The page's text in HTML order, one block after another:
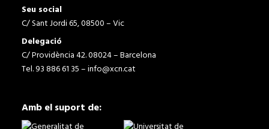
Seu social
C/ Sant Jordi 65, 08500 – Vic
Delegació
C/ Providència 42. 08024 – Barcelona
Tel. 93 886 61 35 –info@xcn.cat
Amb el suport de: